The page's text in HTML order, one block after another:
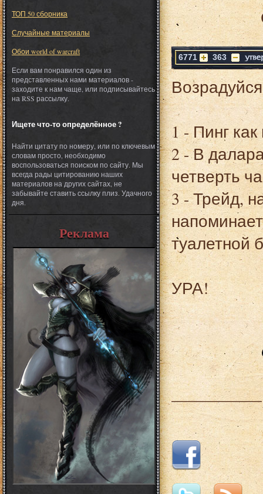
ТОП 50 сборника
Случайные материалы
Обои world of warcraft
Если вам понравился один из
представленных нами материалов -
заходите к нам чаще, или подписывайтесь
на RSS рассылку.
Ищете что-то определённое ?
Найти цитату по номеру, или по ключевым
словам просто, необходимо
воспользоваться поиском по сайту. Мы
всегда рады цитированию наших
материалов на других сайтах, не
забывайте ставить ссылку плиз. Удачного
дня.
Реклама
6771 363
1 - Пинг
2 - В
четверть
3 - Трейд,
туалетной
УРА!
___________